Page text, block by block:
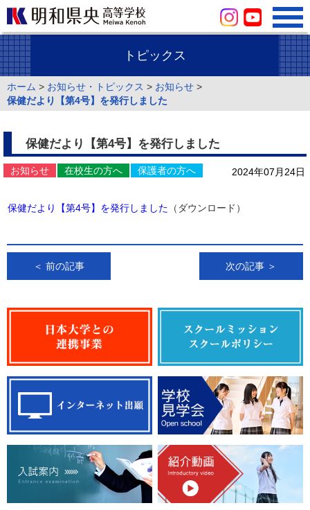
トピックス
ホーム > お知らせ・トピックス > お知らせ >
保健だより【第4号】を発行しました
保健だより【第4号】を発行しました
2024年07月24日
お知らせ 在校生の方へ 保護者の方へ
保健だより【第4号】を発行しました （ダウンロード）
＜ 前の記事 次の記事 ＞